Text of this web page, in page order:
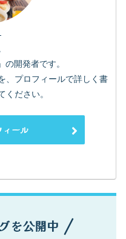
」の開発者です。
、プロフィールで詳しく書
ください。
ィール
を公開中